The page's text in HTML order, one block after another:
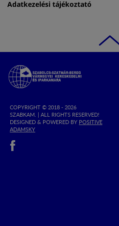
Adatkezelési tájékoztató
Szabolcs-
Szatmár-
Bereg
Kereskedelmi
és
Iparkamara
COPYRIGHT © 2018 - 2026
SZABKAM. | ALL RIGHTS RESERVED!
DESIGNED & POWERED BY POSITIVE
ADAMSKY(OPEN